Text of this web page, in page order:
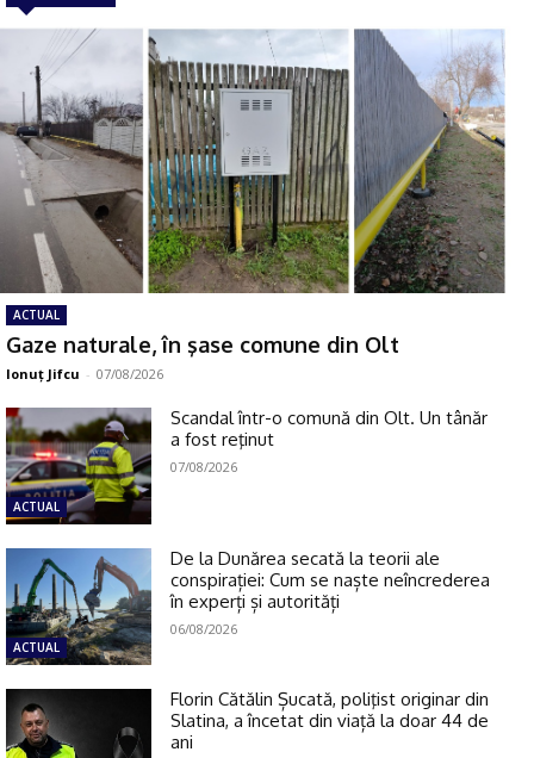
ACTUAL
Gaze naturale, în şase comune din Olt
Ionuţ Jifcu - 07/08/2026
ACTUAL
Scandal într-o comună din Olt. Un tânăr
a fost reţinut
07/08/2026
ACTUAL
De la Dunărea secată la teorii ale
conspirației: Cum se naște neîncrederea
în experți și autorități
06/08/2026
Florin Cătălin Șucată, poliţist originar din
Slatina, a încetat din viață la doar 44 de
ani